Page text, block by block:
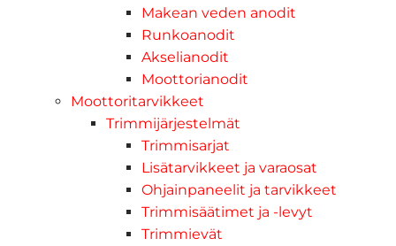
Makean veden anodit
Runkoanodit
Akselianodit
Moottorianodit
Moottoritarvikkeet
Trimmijärjestelmät
Trimmisarjat
Lisätarvikkeet ja varaosat
Ohjainpaneelit ja tarvikkeet
Trimmisäätimet ja -levyt
Trimmievät